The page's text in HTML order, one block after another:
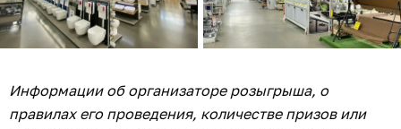
Информации об организаторе розыгрыша, о
правилах его проведения, количестве призов или